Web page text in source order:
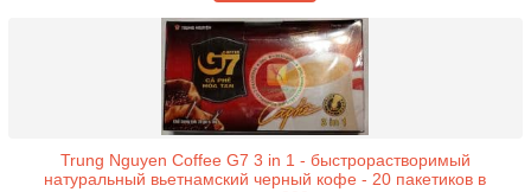
Trung Nguyen Coffee G7 3 in 1 - быстрорастворимый
натуральный вьетнамский черный кофе - 20 пакетиков в